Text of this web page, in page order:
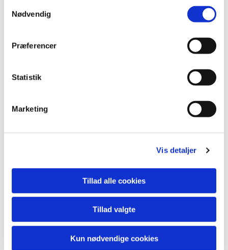
Nødvendig
Præferencer
Statistik
Marketing
Vis detaljer
Tillad alle cookies
Tillad valgte
Kun nødvendige cookies